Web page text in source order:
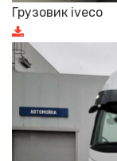
Грузовик iveco